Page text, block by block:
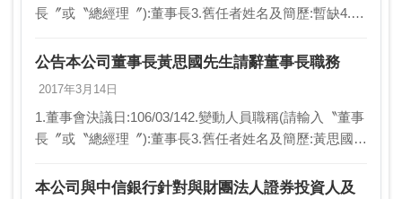
長〞或〝總經理〞):董事長3.舊任者姓名及簡歷:暫缺4.新
新任6.新任生效日…
公告本公司董事長黃思國先生請辭董事長職務
2017年3月14日
1.董事會決議日:106/03/142.變動人員職稱(請輸入〝董事
長〞或〝總經理〞):董事長3.舊任者姓名及簡歷:黃思國/
因:辭職6.新任生效日…
本公司與中信銀行針對與財團法人證券投資人及